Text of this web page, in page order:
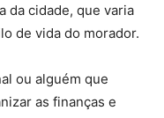
da cidade, que varia
de vida do morador.
ou alguém que
as finanças e